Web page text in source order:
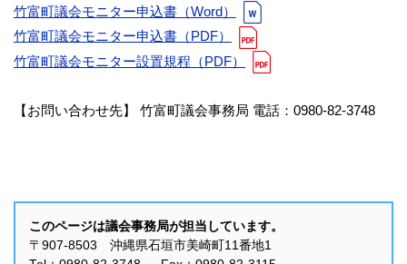
竹富町議会モニター申込書（Word）
竹富町議会モニター申込書（PDF）
竹富町議会モニター設置規程（PDF）
【お問い合わせ先】 竹富町議会事務局 電話：0980‐82‐3748
このページは議会事務局が担当しています。
〒907-8503 沖縄県石垣市美崎町11番地1